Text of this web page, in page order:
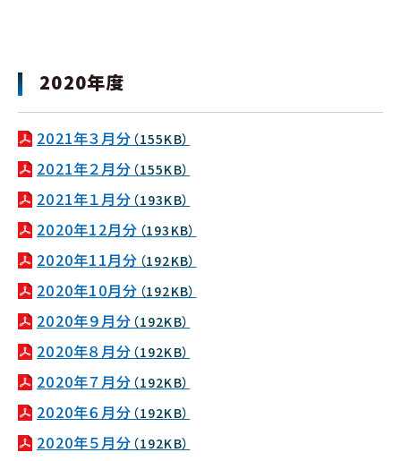
2020年度
2021年３月分 （155KB）
2021年２月分 （155KB）
2021年１月分 （193KB）
2020年12月分 （193KB）
2020年11月分 （192KB）
2020年10月分 （192KB）
2020年９月分 （192KB）
2020年８月分 （192KB）
2020年７月分 （192KB）
2020年６月分 （192KB）
2020年５月分 （192KB）